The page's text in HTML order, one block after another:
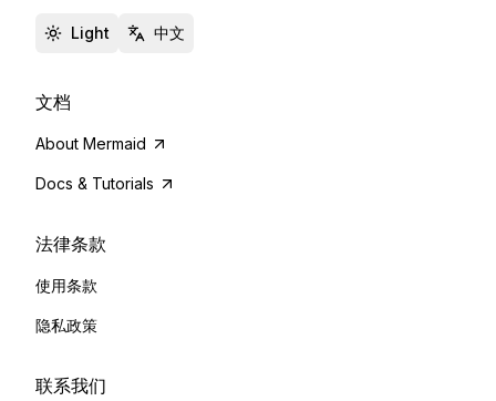
Light 中文
文档
About Mermaid
Docs & Tutorials
法律条款
使用条款
隐私政策
联系我们